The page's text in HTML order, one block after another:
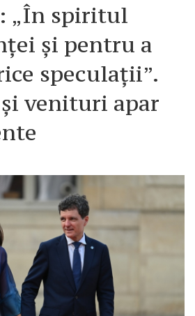
„În spiritul
și pentru a
speculații”.
venituri apar